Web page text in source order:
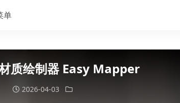
单
材质绘制器 Easy Mapper
2026-04-03